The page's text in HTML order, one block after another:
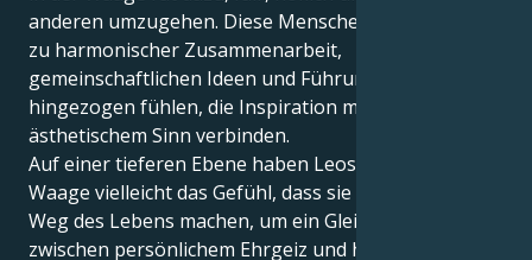
anderen umzugehen. Diese Menschen können sich
zu harmonischer Zusammenarbeit,
gemeinschaftlichen Ideen und Führungspositionen
hingezogen fühlen, die Inspiration mit Fairness und
ästhetischem Sinn verbinden.
Auf einer tieferen Ebene haben Leos mit Neptun in
Waage vielleicht das Gefühl, dass sie sich auf den
Weg des Lebens machen, um ein Gleichgewicht
zwischen persönlichem Ehrgeiz und harmonischen